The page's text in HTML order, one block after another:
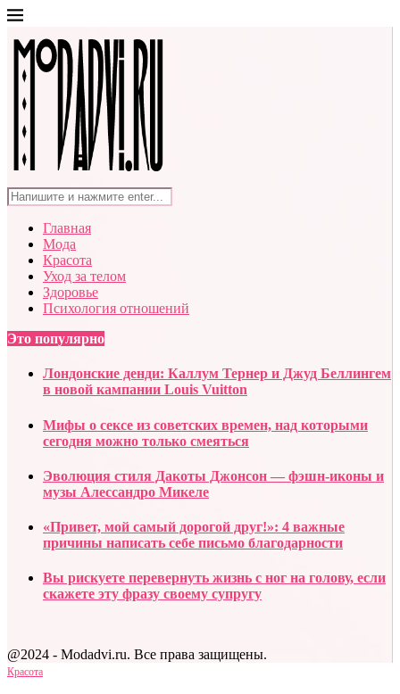
Главная
Мода
Красота
Уход за телом
Здоровье
Психология отношений
Это популярно
Лондонские денди: Каллум Тернер и Джуд Беллингем
в новой кампании Louis Vuitton
Мифы о сексе из советских времен, над которыми
сегодня можно только смеяться
Эволюция стиля Дакоты Джонсон — фэшн-иконы и
музы Алессандро Микеле
«Привет, мой самый дорогой друг!»: 4 важные
причины написать себе письмо благодарности
Вы рискуете перевернуть жизнь с ног на голову, если
скажете эту фразу своему супругу
@2024 - Modadvi.ru. Все права защищены.
Красота